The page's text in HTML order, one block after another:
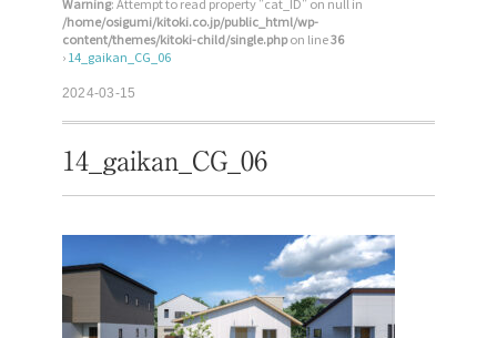
/home/osigumi/kitoki.co.jp/public_html/wp-
content/themes/kitoki-child/single.phpon line36
›14_gaikan_CG_06
2024-03-15
14_gaikan_CG_06